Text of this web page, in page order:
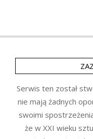
Serwis ten został
nie mają żadnych
swoimi
że w XXI wieku